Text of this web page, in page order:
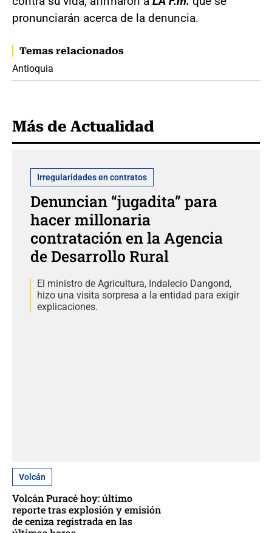
pronunciarán acerca de la denuncia.
Temas relacionados
Antioquia
Más de Actualidad
Irregularidades en contratos
Denuncian “jugadita” para
hacer millonaria
contratación en la Agencia
de Desarrollo Rural
El ministro de Agricultura, Indalecio Dangond,
hizo una visita sorpresa a la entidad para exigir
explicaciones.
Volcán
Volcán Puracé hoy: último
reporte tras explosión y emisión
de ceniza registrada en las